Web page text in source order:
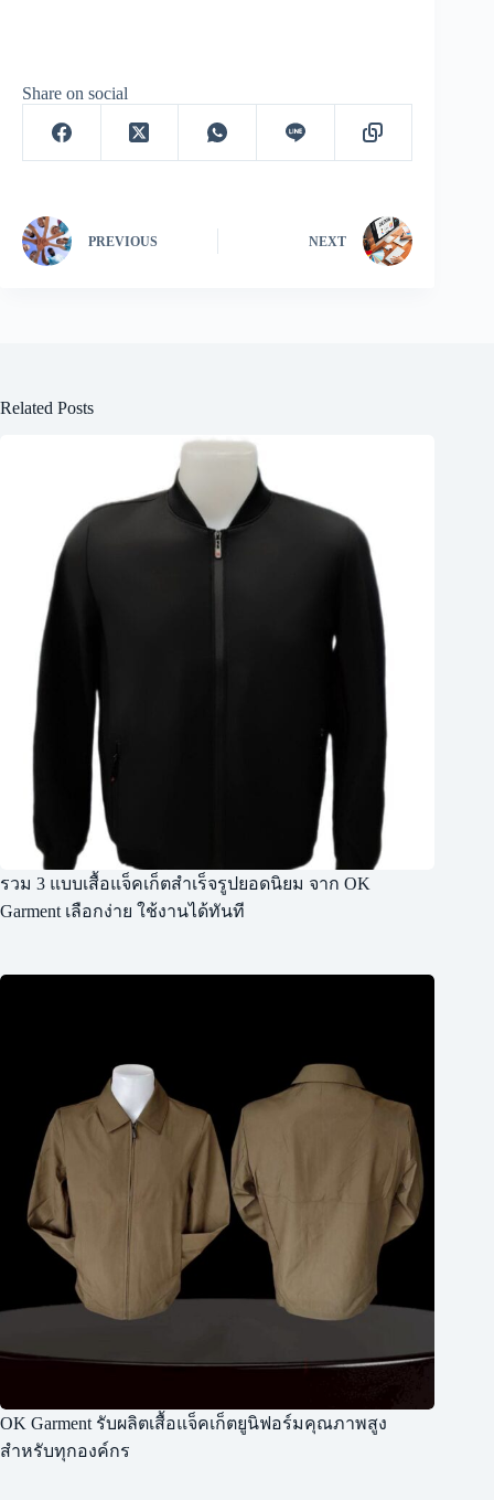
Share on social
PREVIOUS NEXT
Related Posts
รวม 3 แบบเสื้อแจ็คเก็ตสำเร็จรูปยอดนิยม จาก OK
Garment เลือกง่าย ใช้งานได้ทันที
OK Garment รับผลิตเสื้อแจ็คเก็ตยูนิฟอร์มคุณภาพสูง
สำหรับทุกองค์กร